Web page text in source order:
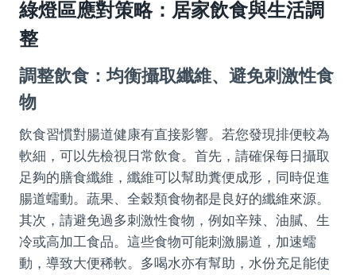
綠燈區應對策略：居家飲食與生活調
整
調整飲食：均衡攝取纖維、避免刺激性食
物
飲食習慣對腸道健康有直接影響。若您發現排便較為
軟細，可以先檢視日常飲食。首先，請確保每日攝取
足夠的膳食纖維，纖維可以幫助糞便成形，同時促進
腸道蠕動。蔬果、全穀類食物都是良好的纖維來源。
其次，請避免過多刺激性食物，例如辛辣、油膩、生
冷或高加工食品。這些食物可能刺激腸道，加速蠕
動，導致大便稀軟。多喝水亦有幫助，水份充足能使